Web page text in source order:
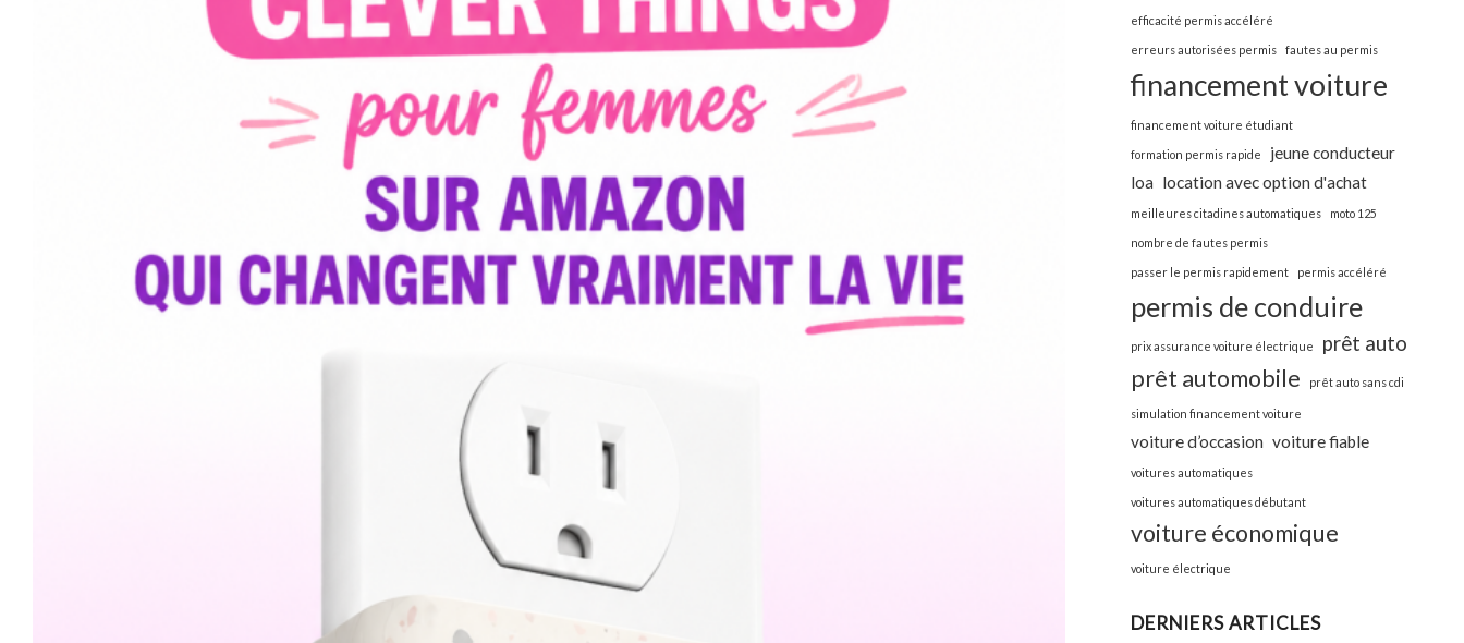
efficacité permis accéléré
erreurs autorisées permis fautes au permis
financement voiture
financement voiture étudiant
formation permis rapide
jeune conducteur
loa location avec option d'achat
meilleures citadines automatiques moto 125
nombre de fautes permis
passer le permis rapidement permis accéléré
permis de conduire
prix assurance voiture électrique prêt auto
prêt automobile prêt auto sans cdi
simulation financement voiture
voiture d’occasion voiture fiable
voitures automatiques
voitures automatiques débutant
voiture économique
voiture électrique
DERNIERS ARTICLES